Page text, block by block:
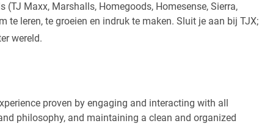
Maxx, Marshalls, Homegoods, Homesense, Sierra,
leren, te groeien en indruk te maken. Sluit je aan bij TJX;
wereld.
proven by engaging and interacting with all
philosophy, and maintaining a clean and organized